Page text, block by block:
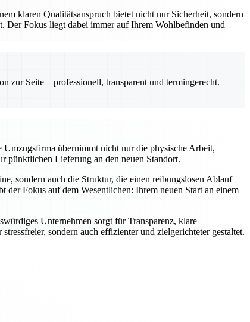
klaren Qualitätsanspruch bietet nicht nur Sicherheit, sondern
Der Fokus liegt dabei immer auf Ihrem Wohlbefinden und
zur Seite – professionell, transparent und termingerecht.
übernimmt nicht nur die physische Arbeit,
pünktlichen Lieferung an den neuen Standort.
sondern auch die Struktur, die einen reibungslosen Ablauf
Fokus auf dem Wesentlichen: Ihrem neuen Start an einem
Unternehmen sorgt für Transparenz, klare
sondern auch effizienter und zielgerichteter gestaltet.